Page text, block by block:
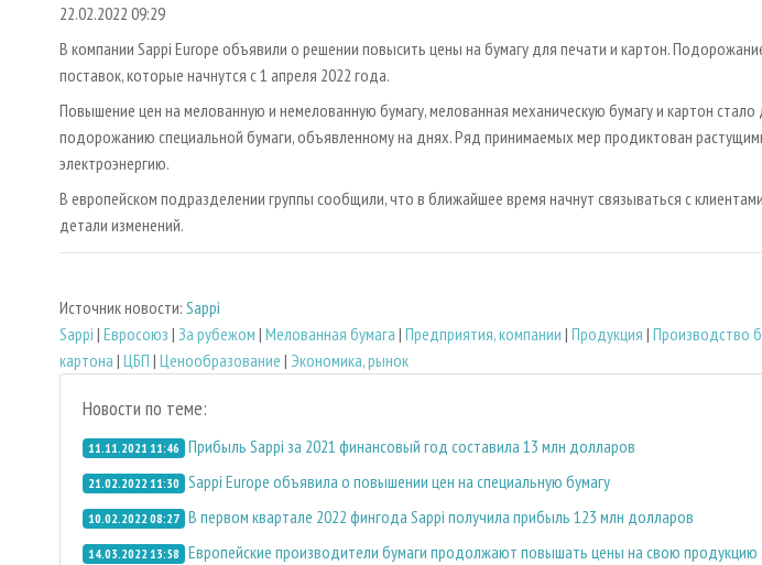
22.02.2022 09:29
В компании Sappi Europe объявили о решении повысить цены на бумагу для печати и картон.
поставок, которые начнутся с 1 апреля 2022 года.
Повышение цен на мелованную и немелованную бумагу, мелованная механическую бумагу и картон
подорожанию специальной бумаги, объявленному на днях. Ряд принимаемых мер продиктован
электроэнергию.
В европейском подразделении группы сообщили, что в ближайшее время начнут связываться с
детали изменений.
Источник новости: Sappi
Sappi | Евросоюз | За рубежом | Мелованная бумага | Предприятия, компании | Продукция | Производство
картона | ЦБП | Ценообразование | Экономика, рынок
Новости по теме:
11.11.2021 11:46 Прибыль Sappi за 2021 финансовый год составила 13 млн долларов
21.02.2022 11:30 Sappi Europe объявила о повышении цен на специальную бумагу
10.02.2022 08:27 В первом квартале 2022 фингода Sappi получила прибыль 123 млн долларов
14.03.2022 13:58 Европейские производители бумаги продолжают повышать цены на свою продукцию